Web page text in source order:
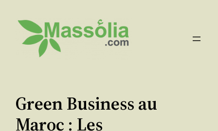
contenu
Green Business au
Maroc : Les